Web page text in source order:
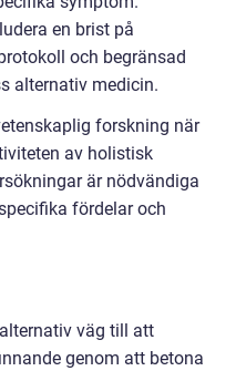
en brist på
och begränsad
alternativ medicin.
forskning när
av holistisk
är nödvändiga
fördelar och
väg till att
genom att betona